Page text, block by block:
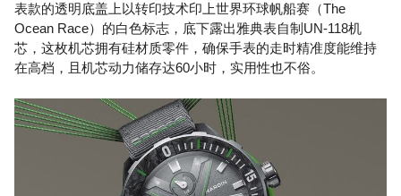
表款的透明底盖上以转印技术印上世界环球帆船赛（The
Ocean Race）的白色标志，底下露出雅典表自制UN-118机
芯，这枚机芯拥有硅材质零件，确保手表的走时精准度能维持
在高档，且机芯动力储存达60小时，实用性也不俗。